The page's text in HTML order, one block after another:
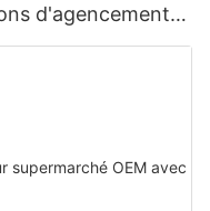
d'agencement